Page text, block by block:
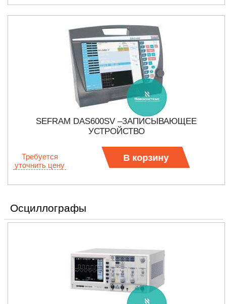
SEFRAM DAS600SV –ЗАПИСЫВАЮЩЕЕ
УСТРОЙСТВО
Требуется
уточнить цену
В корзину
Осциллографы